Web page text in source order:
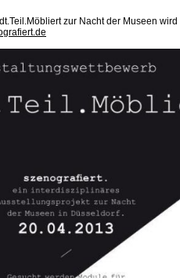
zur Nacht der Museen